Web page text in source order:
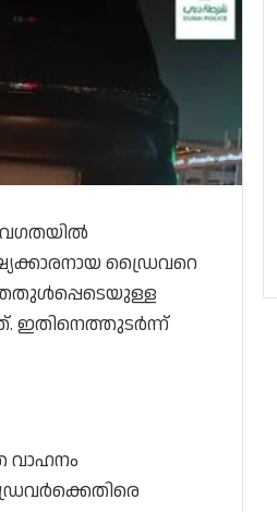
ഡ്രൈവറെ
ഇതിനെത്തുടർന്ന്
വാഹനം